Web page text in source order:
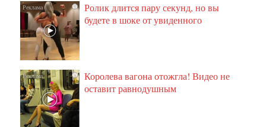
i
Ролик длится пару секунд, но вы
будете в шоке от увиденного
i
Королева вагона отожгла! Видео не
оставит равнодушным